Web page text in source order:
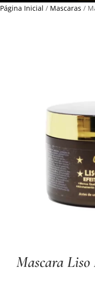
Página Inicial / Mascaras /
Mascara Liso